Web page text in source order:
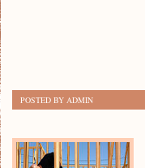
POSTED BY ADMIN